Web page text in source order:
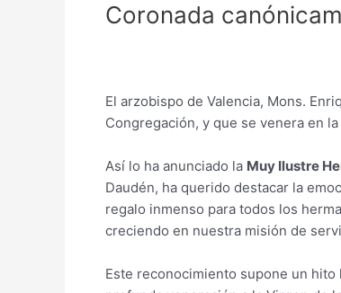
Coronada
El arzobispo de Valencia, Mons.
Congregación, y que se venera en
Así lo ha anunciado la Muy Ilustre
Daudén, ha querido destacar la
regalo inmenso para todos los
creciendo en nuestra misión de
Este reconocimiento supone un
entradas